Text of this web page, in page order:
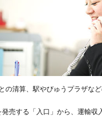
清算、駅やびゅうプラザな
売する「入口」から、運輸収